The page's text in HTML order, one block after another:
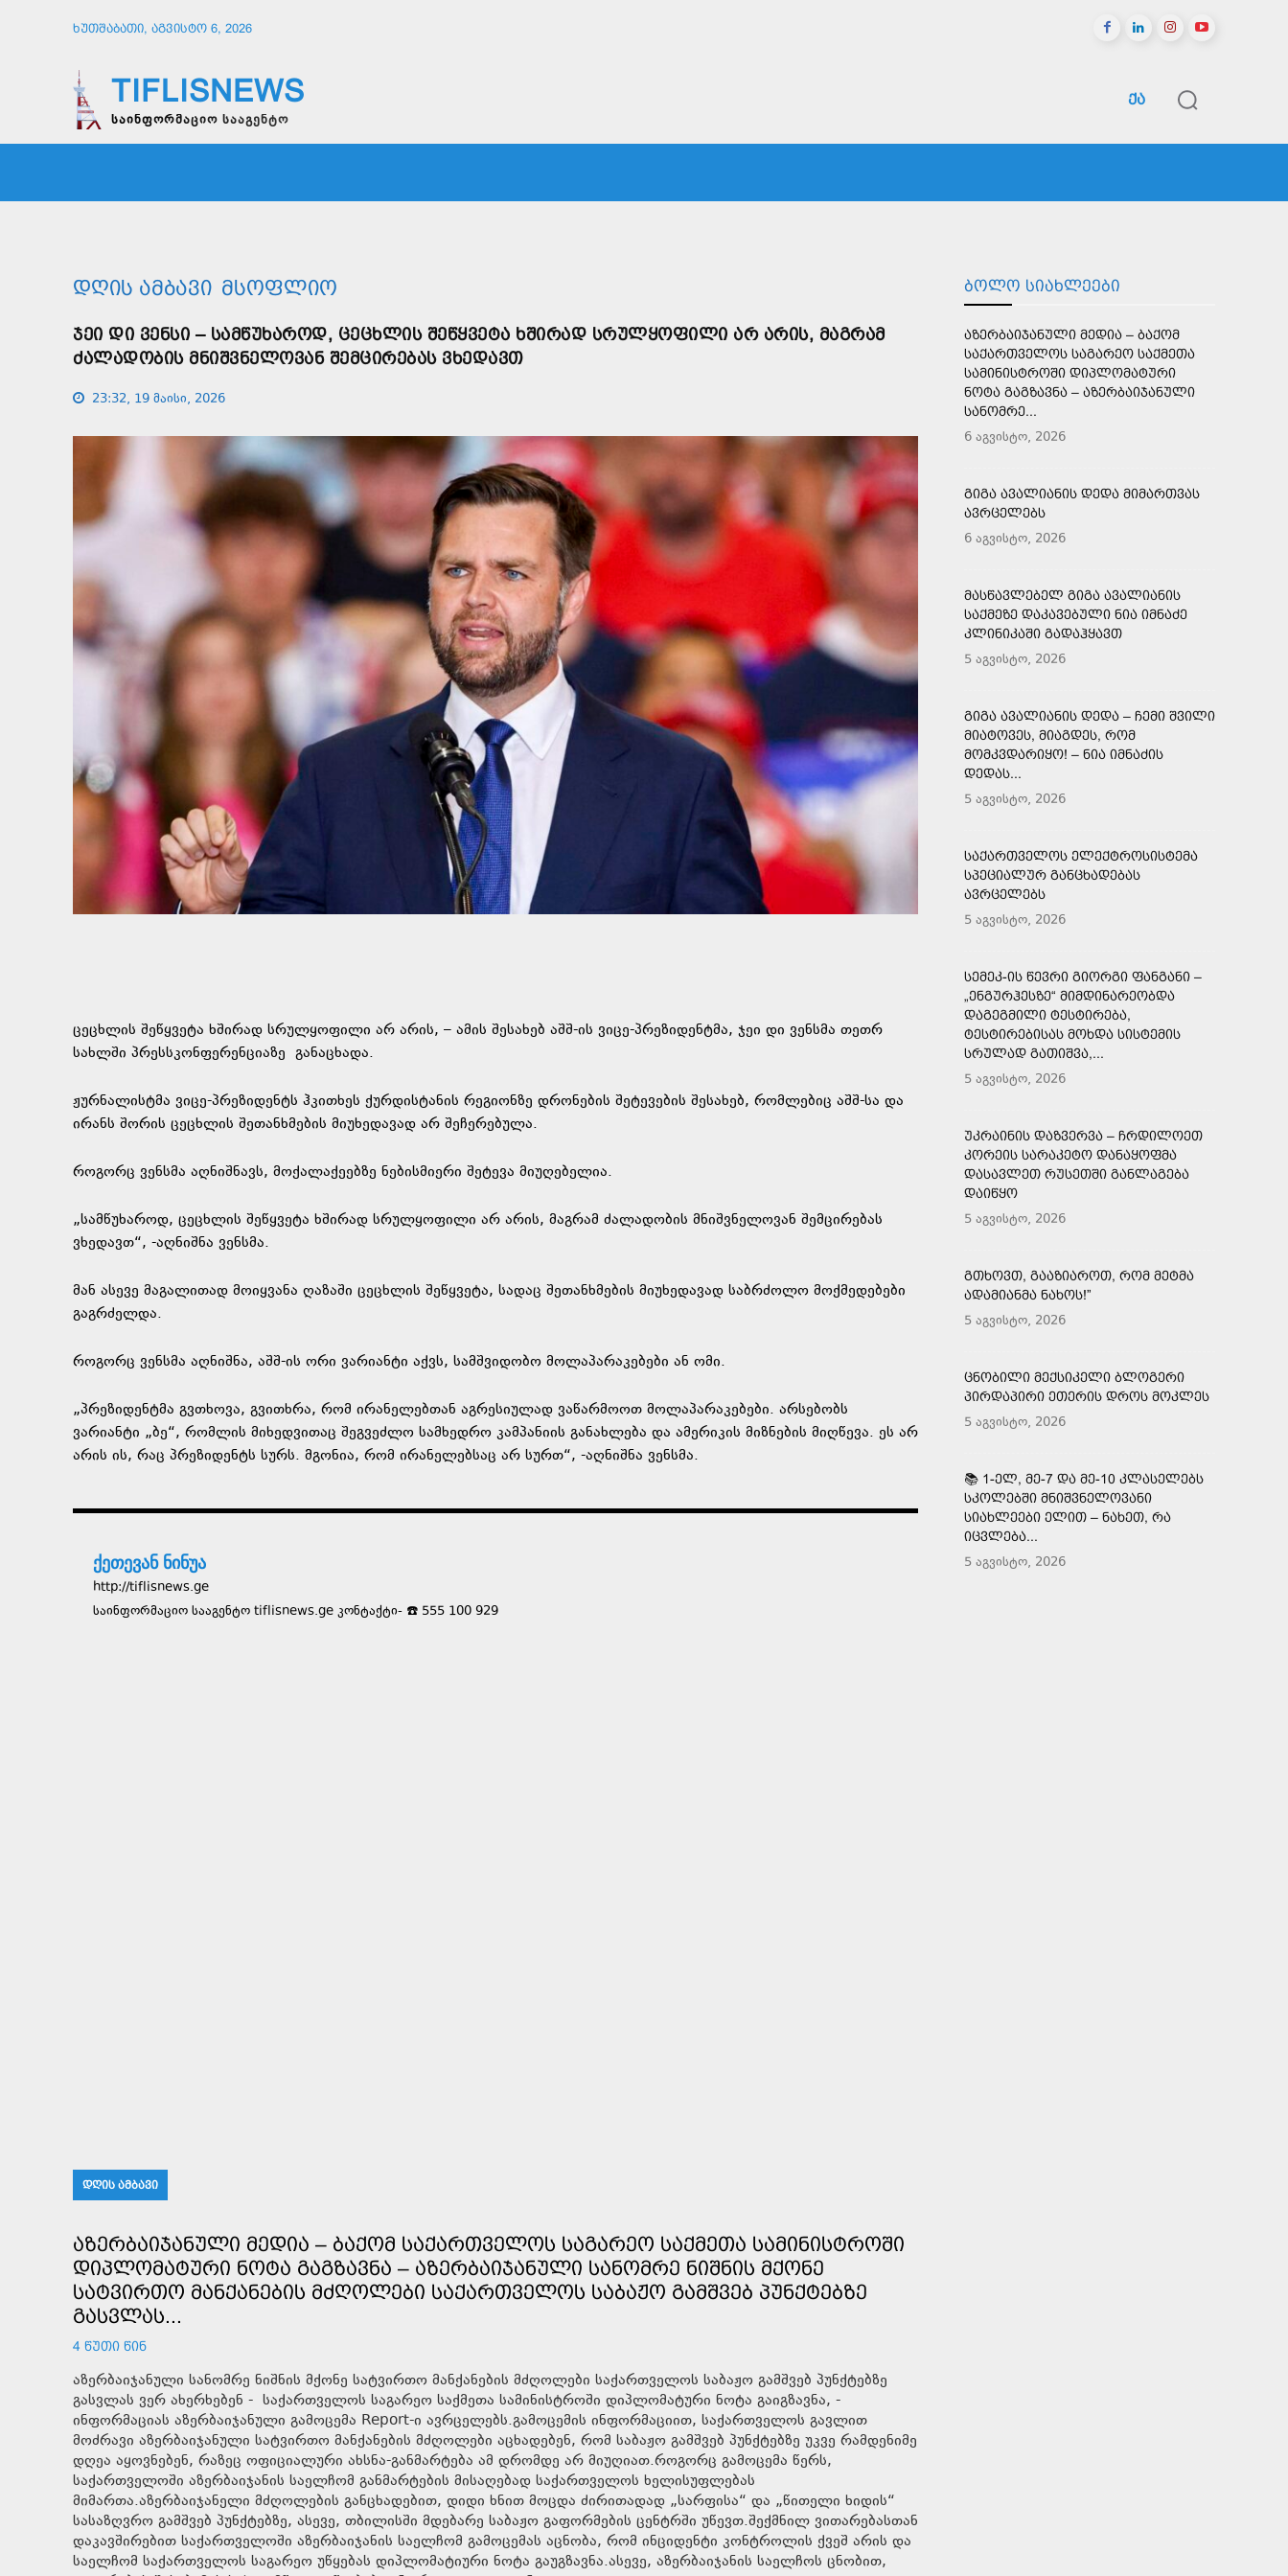
ᲮᲣᲗᲨᲐᲑᲐᲗᲘ, ᲐᲒᲕᲘᲡᲢᲝ 6, 2026
TIFLISNEWS
საინფორმაციო სააგენტო
ᲥᲐ
ᲓᲦᲘᲡ ᲐᲛᲑᲐᲕᲘ ᲛᲡᲝᲤᲚᲘᲝ
ᲯᲔᲘ ᲓᲘ ᲕᲔᲜᲡᲘ – ᲡᲐᲛᲬᲣᲮᲐᲠᲝᲓ, ᲪᲔᲪᲮᲚᲘᲡ ᲨᲔᲬᲧᲕᲔᲢᲐ ᲮᲨᲘᲠᲐᲓ ᲡᲠᲣᲚᲧᲝᲤᲘᲚᲘ ᲐᲠ ᲐᲠᲘᲡ, ᲛᲐᲒᲠᲐᲛ
ᲫᲐᲚᲐᲓᲝᲑᲘᲡ ᲛᲜᲘᲨᲕᲜᲔᲚᲝᲕᲐᲜ ᲨᲔᲛᲪᲘᲠᲔᲑᲐᲡ ᲕᲮᲔᲓᲐᲕᲗ
23:32, 19 მაისი, 2026
ცეცხლის შეწყვეტა ხშირად სრულყოფილი არ არის, – ამის შესახებ აშშ-ის ვიცე-პრეზიდენტმა, ჯეი დი ვენსმა თეთრ
სახლში პრესსკონფერენციაზე განაცხადა.
ჟურნალისტმა ვიცე-პრეზიდენტს ჰკითხეს ქურდისტანის რეგიონზე დრონების შეტევების შესახებ, რომლებიც აშშ-სა და
ირანს შორის ცეცხლის შეთანხმების მიუხედავად არ შეჩერებულა.
როგორც ვენსმა აღნიშნავს, მოქალაქეებზე ნებისმიერი შეტევა მიუღებელია.
„სამწუხაროდ, ცეცხლის შეწყვეტა ხშირად სრულყოფილი არ არის, მაგრამ ძალადობის მნიშვნელოვან შემცირებას
ვხედავთ“, -აღნიშნა ვენსმა.
მან ასევე მაგალითად მოიყვანა ღაზაში ცეცხლის შეწყვეტა, სადაც შეთანხმების მიუხედავად საბრძოლო მოქმედებები
გაგრძელდა.
როგორც ვენსმა აღნიშნა, აშშ-ის ორი ვარიანტი აქვს, სამშვიდობო მოლაპარაკებები ან ომი.
„პრეზიდენტმა გვთხოვა, გვითხრა, რომ ირანელებთან აგრესიულად ვაწარმოოთ მოლაპარაკებები. არსებობს
ვარიანტი „ბე“, რომლის მიხედვითაც შეგვეძლო სამხედრო კამპანიის განახლება და ამერიკის მიზნების მიღწევა. ეს არ
არის ის, რაც პრეზიდენტს სურს. მგონია, რომ ირანელებსაც არ სურთ“, -აღნიშნა ვენსმა.
ქეთევან ნინუა
http://tiflisnews.ge
საინფორმაციო სააგენტო tiflisnews.ge კონტაქტი- ☎️ 555 100 929
ᲓᲦᲘᲡ ᲐᲛᲑᲐᲕᲘ
ᲐᲖᲔᲠᲑᲐᲘᲯᲐᲜᲣᲚᲘ ᲛᲔᲓᲘᲐ – ᲑᲐᲥᲝᲛ ᲡᲐᲥᲐᲠᲗᲕᲔᲚᲝᲡ ᲡᲐᲒᲐᲠᲔᲝ ᲡᲐᲥᲛᲔᲗᲐ ᲡᲐᲛᲘᲜᲘᲡᲢᲠᲝᲨᲘ
ᲓᲘᲞᲚᲝᲛᲐᲢᲣᲠᲘ ᲜᲝᲢᲐ ᲒᲐᲒᲖᲐᲕᲜᲐ – ᲐᲖᲔᲠᲑᲐᲘᲯᲐᲜᲣᲚᲘ ᲡᲐᲜᲝᲛᲠᲔ ᲜᲘᲨᲜᲘᲡ ᲛᲥᲝᲜᲔ
ᲡᲐᲢᲕᲘᲠᲗᲝ ᲛᲐᲜᲥᲐᲜᲔᲑᲘᲡ ᲛᲫᲦᲝᲚᲔᲑᲘ ᲡᲐᲥᲐᲠᲗᲕᲔᲚᲝᲡ ᲡᲐᲑᲐᲟᲝ ᲒᲐᲛᲨᲕᲔᲑ ᲞᲣᲜᲥᲢᲔᲑᲖᲔ
ᲒᲐᲡᲕᲚᲐᲡ...
4 ᲬᲣᲗᲘ ᲬᲘᲜ
აზერბაიჯანული სანომრე ნიშნის მქონე სატვირთო მანქანების მძღოლები საქართველოს საბაჟო გამშვებ პუნქტებზე
გასვლას ვერ ახერხებენ - საქართველოს საგარეო საქმეთა სამინისტროში დიპლომატური ნოტა გაიგზავნა, -
ინფორმაციას აზერბაიჯანული გამოცემა Report-ი ავრცელებს.გამოცემის ინფორმაციით, საქართველოს გავლით
მოძრავი აზერბაიჯანული სატვირთო მანქანების მძღოლები აცხადებენ, რომ საბაჟო გამშვებ პუნქტებზე უკვე რამდენიმე
დღეა აყოვნებენ, რაზეც ოფიციალური ახსნა-განმარტება ამ დრომდე არ მიუღიათ.როგორც გამოცემა წერს,
საქართველოში აზერბაიჯანის საელჩომ განმარტების მისაღებად საქართველოს ხელისუფლებას
მიმართა.აზერბაიჯანელი მძღოლების განცხადებით, დიდი ხნით მოცდა ძირითადად „სარფისა“ და „წითელი ხიდის“
სასაზღვრო გამშვებ პუნქტებზე, ასევე, თბილისში მდებარე საბაჟო გაფორმების ცენტრში უწევთ.შექმნილ ვითარებასთან
დაკავშირებით საქართველოში აზერბაიჯანის საელჩომ გამოცემას აცნობა, რომ ინციდენტი კონტროლის ქვეშ არის და
საელჩომ საქართველოს საგარეო უწყებას დიპლომატიური ნოტა გაუგზავნა.ასევე, აზერბაიჯანის საელჩოს ცნობით,
ᲑᲝᲚᲝ ᲡᲘᲐᲮᲚᲔᲔᲑᲘ
ᲐᲖᲔᲠᲑᲐᲘᲯᲐᲜᲣᲚᲘ ᲛᲔᲓᲘᲐ – ᲑᲐᲥᲝᲛ
ᲡᲐᲥᲐᲠᲗᲕᲔᲚᲝᲡ ᲡᲐᲒᲐᲠᲔᲝ ᲡᲐᲥᲛᲔᲗᲐ
ᲡᲐᲛᲘᲜᲘᲡᲢᲠᲝᲨᲘ ᲓᲘᲞᲚᲝᲛᲐᲢᲣᲠᲘ
ᲜᲝᲢᲐ ᲒᲐᲒᲖᲐᲕᲜᲐ – ᲐᲖᲔᲠᲑᲐᲘᲯᲐᲜᲣᲚᲘ
ᲡᲐᲜᲝᲛᲠᲔ...
6 აგვისტო, 2026
ᲒᲘᲒᲐ ᲐᲕᲐᲚᲘᲐᲜᲘᲡ ᲓᲔᲓᲐ ᲛᲘᲛᲐᲠᲗᲕᲐᲡ
ᲐᲕᲠᲪᲔᲚᲔᲑᲡ
6 აგვისტო, 2026
ᲛᲐᲡᲬᲐᲕᲚᲔᲑᲔᲚ ᲒᲘᲒᲐ ᲐᲕᲐᲚᲘᲐᲜᲘᲡ
ᲡᲐᲥᲛᲔᲖᲔ ᲓᲐᲙᲐᲕᲔᲑᲣᲚᲘ ᲜᲘᲐ ᲘᲛᲜᲐᲫᲔ
ᲙᲚᲘᲜᲘᲙᲐᲨᲘ ᲒᲐᲓᲐᲰᲧᲐᲕᲗ
5 აგვისტო, 2026
ᲒᲘᲒᲐ ᲐᲕᲐᲚᲘᲐᲜᲘᲡ ᲓᲔᲓᲐ – ᲩᲔᲛᲘ ᲨᲕᲘᲚᲘ
ᲛᲘᲐᲢᲝᲕᲔᲡ, ᲛᲘᲐᲒᲓᲔᲡ, ᲠᲝᲛ
ᲛᲝᲛᲙᲕᲓᲐᲠᲘᲧᲝ! – ᲜᲘᲐ ᲘᲛᲜᲐᲫᲘᲡ
ᲓᲔᲓᲐᲡ...
5 აგვისტო, 2026
ᲡᲐᲥᲐᲠᲗᲕᲔᲚᲝᲡ ᲔᲚᲔᲥᲢᲠᲝᲡᲘᲡᲢᲔᲛᲐ
ᲡᲞᲔᲪᲘᲐᲚᲣᲠ ᲒᲐᲜᲪᲮᲐᲓᲔᲑᲐᲡ
ᲐᲕᲠᲪᲔᲚᲔᲑᲡ
5 აგვისტო, 2026
ᲡᲔᲛᲔᲙ-ᲘᲡ ᲬᲔᲕᲠᲘ ᲒᲘᲝᲠᲒᲘ ᲤᲐᲜᲒᲐᲜᲘ –
„ᲔᲜᲒᲣᲠᲰᲔᲡᲖᲔ“ ᲛᲘᲛᲓᲘᲜᲐᲠᲔᲝᲑᲓᲐ
ᲓᲐᲒᲔᲒᲛᲘᲚᲘ ᲢᲔᲡᲢᲘᲠᲔᲑᲐ,
ᲢᲔᲡᲢᲘᲠᲔᲑᲘᲡᲐᲡ ᲛᲝᲮᲓᲐ ᲡᲘᲡᲢᲔᲛᲘᲡ
ᲡᲠᲣᲚᲐᲓ ᲒᲐᲗᲘᲨᲕᲐ,...
5 აგვისტო, 2026
ᲣᲙᲠᲐᲘᲜᲘᲡ ᲓᲐᲖᲕᲔᲠᲕᲐ – ᲩᲠᲓᲘᲚᲝᲔᲗ
ᲙᲝᲠᲔᲘᲡ ᲡᲐᲠᲐᲙᲔᲢᲝ ᲓᲐᲜᲐᲧᲝᲤᲛᲐ
ᲓᲐᲡᲐᲕᲚᲔᲗ ᲠᲣᲡᲔᲗᲨᲘ ᲒᲐᲜᲚᲐᲒᲔᲑᲐ
ᲓᲐᲘᲬᲧᲝ
5 აგვისტო, 2026
ᲒᲗᲮᲝᲕᲗ, ᲒᲐᲐᲖᲘᲐᲠᲝᲗ, ᲠᲝᲛ ᲛᲔᲢᲛᲐ
ᲐᲓᲐᲛᲘᲐᲜᲛᲐ ᲜᲐᲮᲝᲡ!”
5 აგვისტო, 2026
ᲪᲜᲝᲑᲘᲚᲘ ᲛᲔᲥᲡᲘᲙᲔᲚᲘ ᲑᲚᲝᲒᲔᲠᲘ
ᲞᲘᲠᲓᲐᲞᲘᲠᲘ ᲔᲗᲔᲠᲘᲡ ᲓᲠᲝᲡ ᲛᲝᲙᲚᲔᲡ
5 აგვისტო, 2026
📚 1-ᲔᲚ, ᲛᲔ-7 ᲓᲐ ᲛᲔ-10 ᲙᲚᲐᲡᲔᲚᲔᲑᲡ
ᲡᲙᲝᲚᲔᲑᲨᲘ ᲛᲜᲘᲨᲕᲜᲔᲚᲝᲕᲐᲜᲘ
ᲡᲘᲐᲮᲚᲔᲔᲑᲘ ᲔᲚᲘᲗ – ᲜᲐᲮᲔᲗ, ᲠᲐ
ᲘᲪᲕᲚᲔᲑᲐ...
5 აგვისტო, 2026